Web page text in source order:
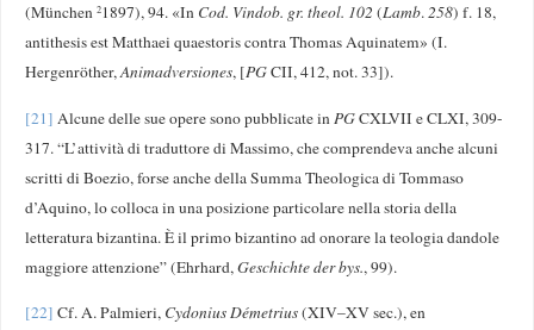
(München21897), 94. «In Cod. Vindob. gr. theol. 102 (Lamb.258) f. 18,
antithesis est Matthaei quaestoris contra Thomas Aquinatem» (I.
Hergenröther,Animadversiones, [PGCII, 412, not. 33]).
[21] Alcune delle sue opere sono pubblicate in PGCXLVII e CLXI, 309-
317. “L’attività di traduttore di Massimo, che comprendeva anche alcuni
scritti di Boezio, forse anche della Summa Theologica di Tommaso
d’Aquino, lo colloca in una posizione particolare nella storia della
letteratura bizantina. È il primo bizantino ad onorare la teologia dandole
maggiore attenzione” (Ehrhard,Geschichte der bys., 99).
[22] Cf. A. Palmieri, Cydonius Démetrius(XIV–XV sec.), en